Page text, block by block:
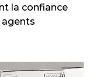
la confiance
agents